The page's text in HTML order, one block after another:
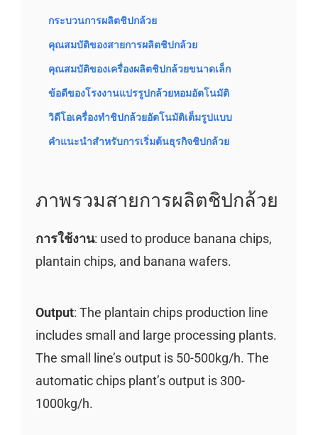
กระบวนการผลิตชิปกล้วย
คุณสมบัติของสายการผลิตชิปกล้วย
คุณสมบัติของเครื่องผลิตชิปกล้วยขนาดเล็ก
ข้อดีของโรงงานแปรรูปกล้วยหอมอัตโนมัติ
วิดีโอเครื่องทำชิปกล้วยอัตโนมัติเต็มรูปแบบ
คำแนะนำสำหรับการเริ่มต้นธุรกิจชิปกล้วย
ภาพรวมสายการผลิตชิปกล้วย
การใช้งาน: used to produce banana chips,
plantain chips, and banana wafers.
Output: The plantain chips production line
includes small and large processing plants.
The small line’s output is 50-500kg/h. The
automatic chips plant’s output is 300-
1000kg/h.